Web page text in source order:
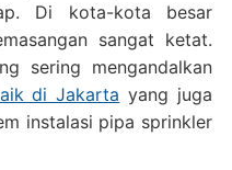
Di kota-kota besar
sangat ketat.
sering mengandalkan
di Jakarta yang juga
instalasi pipa sprinkler